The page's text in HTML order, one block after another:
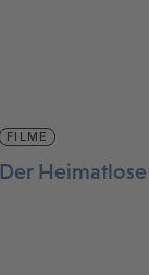
FILME
Der Heimatlose